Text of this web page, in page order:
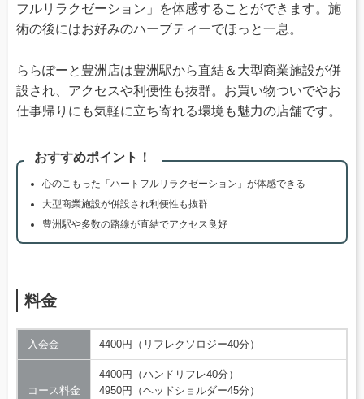
フルリラクゼーション」を体感することができます。施
術の後にはお好みのハーブティーでほっと一息。
ららぽーと豊洲店は豊洲駅から直結＆大型商業施設が併
設され、アクセスや利便性も抜群。お買い物ついでやお
仕事帰りにも気軽に立ち寄れる環境も魅力の店舗です。
おすすめポイント！
心のこもった「ハートフルリラクゼーション」が体感できる
大型商業施設が併設され利便性も抜群
豊洲駅や多数の路線が直結でアクセス良好
料金
入会金 4400円（リフレクソロジー40分）
コース料金
4400円（ハンドリフレ40分）
4950円（ヘッドショルダー45分）